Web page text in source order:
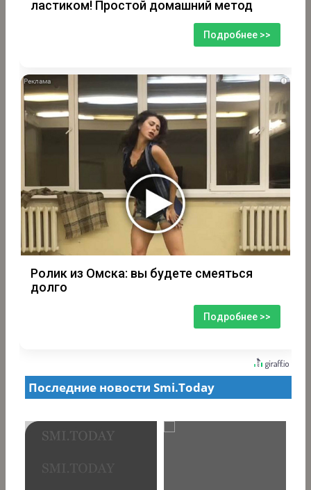
ластиком! Простой домашний метод
Подробнее >>
i
Ролик из Омска: вы будете смеяться
долго
Подробнее >>